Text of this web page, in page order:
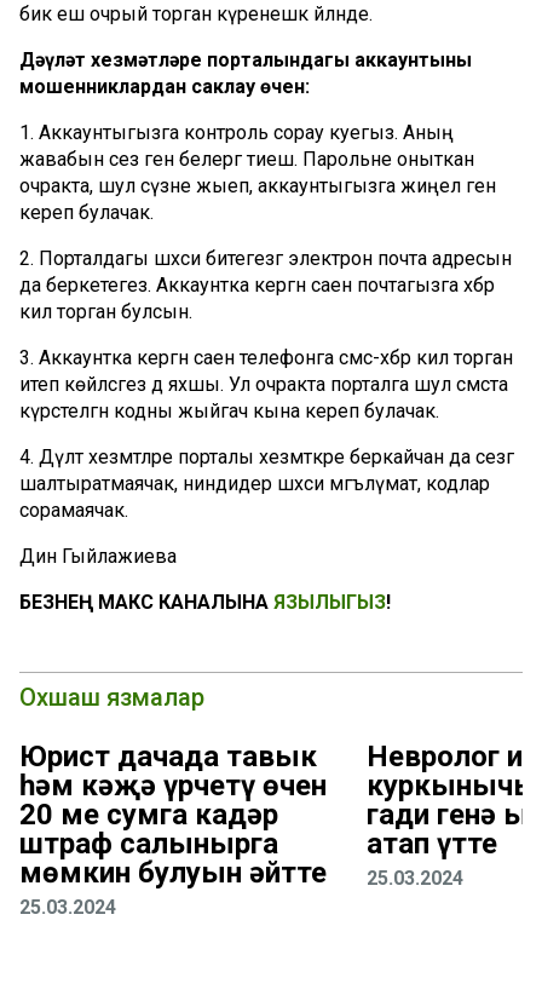
бик еш очрый торган күренешкә әйләнде.
Дәүләт хезмәтләре порталындагы аккаунтыңны
мошенниклардан саклау өчен:
1. Аккаунтыгызга контроль сорау куегыз. Аның
жавабын сез генә белергә тиеш. Парольне оныткан
очракта, шул сүзне жыеп, аккаунтыгызга жиңел генә
кереп булачак.
2. Порталдагы шәхси битегезгә электрон почта адресын
да беркетегез. Аккаунтка кергән саен почтагызга хәбәр
килә торган булсын.
3. Аккаунтка кергән саен телефонга смс-хәбәр килә торган
итеп көйләсәгез дә яхшы. Ул очракта порталга шул смста
күрсәтелгән кодны жыйгач кына кереп булачак.
4. Дәүләт хезмәтләре порталы хезмәткәре беркайчан да сезгә
шалтыратмаячак, ниндидер шәхси мәгълүмат, кодлар
сорамаячак.
Динә Гыйлажиева
БЕЗНЕҢ МАКС КАНАЛЫНА ЯЗЫЛЫГЫЗ!
Охшаш язмалар
Юрист дачада тавык
һәм кәҗә үрчетү өчен
20 мең сумга кадәр
штраф салынырга
мөмкин булуын әйтте
25.03.2024
Невролог
гади генә
атап үтте
25.03.2024